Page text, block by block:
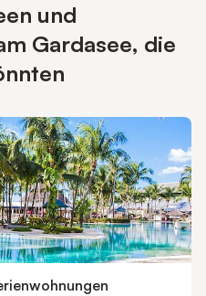
und
Gardasee, die